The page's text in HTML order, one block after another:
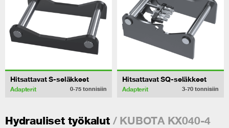
Hitsattavat S-seläkkeet
Adapterit 0-75 tonnisiin
Hitsattavat SQ-seläkkeet
Adapterit 3-70 tonnisiin
Hydrauliset työkalut/ KUBOTA KX040-4